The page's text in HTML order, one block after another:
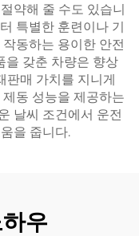
약해 줄 수도 있습니
특별한 훈련이나 기
동하는 용이한 안전
을 갖춘 차량은 향상
판매 가치를 지니게
동 성능을 제공하는
날씨 조건에서 운전
을 줍니다.
우